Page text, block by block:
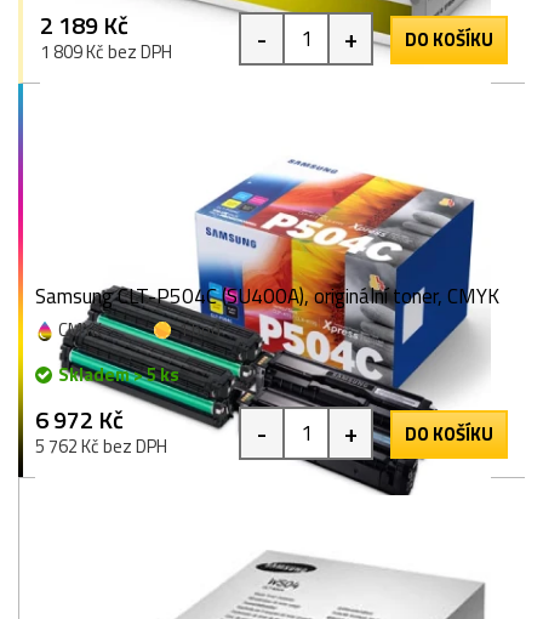
2 189 Kč
1 809 Kč bez DPH - + DO KOŠÍKU
Samsung CLT-P504C (SU400A), originální toner, CMYK
CMYK
1 bod
Skladem > 5 ks
6 972 Kč
5 762 Kč bez DPH - + DO KOŠÍKU